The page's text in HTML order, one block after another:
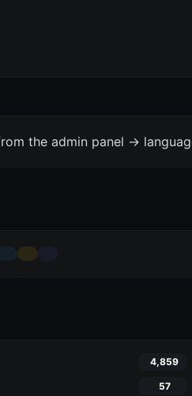
the admin panel ->
4,859
57